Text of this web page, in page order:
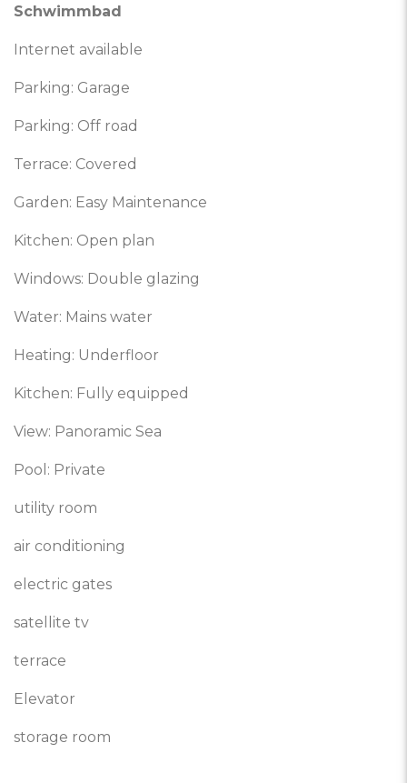
Schwimmbad
Internet available
Parking: Garage
Parking: Off road
Terrace: Covered
Garden: Easy Maintenance
Kitchen: Open plan
Windows: Double glazing
Water: Mains water
Heating: Underfloor
Kitchen: Fully equipped
View: Panoramic Sea
Pool: Private
utility room
air conditioning
electric gates
satellite tv
terrace
Elevator
storage room